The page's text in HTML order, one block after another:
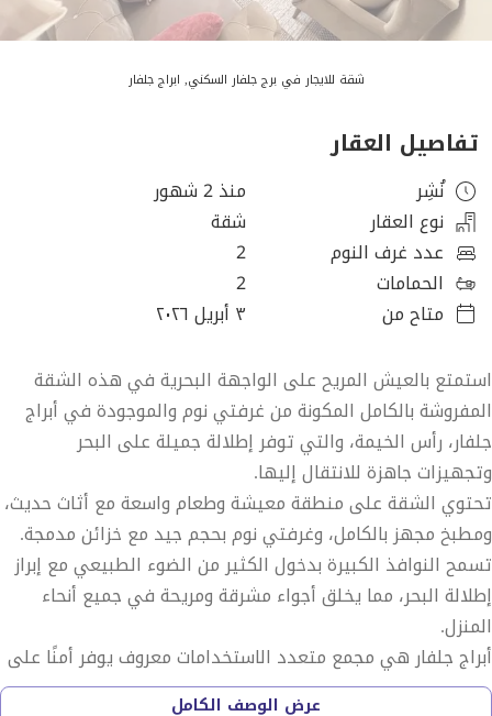
شقة للايجار في برج جلفار السكني, ابراج جلفار
تفاصيل العقار
نُشِر
منذ 2 شهور
نوع العقار
شقة
عدد غرف النوم
2
الحمامات
2
متاح من
٣ أبريل ٢٠٢٦
استمتع بالعيش المريح على الواجهة البحرية في هذه الشقة
المفروشة بالكامل المكونة من غرفتي نوم والموجودة في أبراج
جلفار، رأس الخيمة، والتي توفر إطلالة جميلة على البحر
وتجهيزات جاهزة للانتقال إليها.
تحتوي الشقة على منطقة معيشة وطعام واسعة مع أثاث حديث،
ومطبخ مجهز بالكامل، وغرفتي نوم بحجم جيد مع خزائن مدمجة.
تسمح النوافذ الكبيرة بدخول الكثير من الضوء الطبيعي مع إبراز
إطلالة البحر، مما يخلق أجواء مشرقة ومريحة في جميع أنحاء
المنزل.
أبراج جلفار هي مجمع متعدد الاستخدامات معروف يوفر أمنًا على
مدار الساعة طوال أيام الأسبوع، ومواقف مغطاة للسيارات،
عرض الوصف الكامل